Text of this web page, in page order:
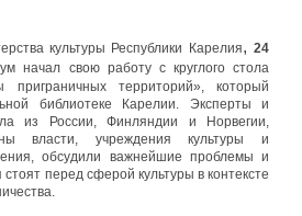
культуры Республики Карелия,24
начал свою работу с круглого стола
приграничных территорий», который
библиотеке Карелии. Эксперты и
из России, Финляндии и Норвегии,
власти, учреждения культуры и
обсудили важнейшие проблемы и
перед сферой культуры в контексте